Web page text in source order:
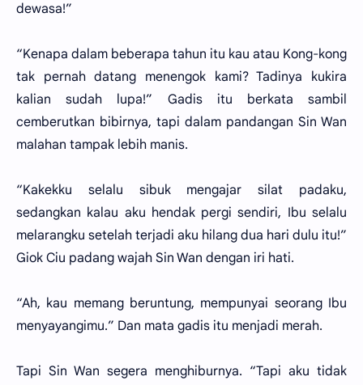
dewasa!”
“Kenapa dalam beberapa tahun itu kau atau Kong-kong
tak pernah datang menengok kami? Tadinya kukira
kalian sudah lupa!” Gadis itu berkata sambil
cemberutkan bibirnya, tapi dalam pandangan Sin Wan
malahan tampak lebih manis.
“Kakekku selalu sibuk mengajar silat padaku,
sedangkan kalau aku hendak pergi sendiri, Ibu selalu
melarangku setelah terjadi aku hilang dua hari dulu itu!”
Giok Ciu padang wajah Sin Wan dengan iri hati.
“Ah, kau memang beruntung, mempunyai seorang Ibu
menyayangimu.” Dan mata gadis itu menjadi merah.
Tapi Sin Wan segera menghiburnya. “Tapi aku tidak